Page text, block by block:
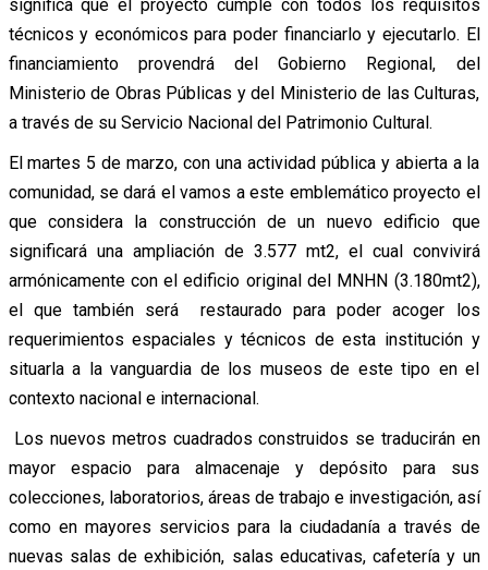
significa que el proyecto cumple con todos los requisitos
técnicos y económicos para poder financiarlo y ejecutarlo. El
financiamiento provendrá del Gobierno Regional, del
Ministerio de Obras Públicas y del Ministerio de las Culturas,
a través de su Servicio Nacional del Patrimonio Cultural.
El martes 5 de marzo, con una actividad pública y abierta a la
comunidad, se dará el vamos a este emblemático proyecto el
que considera la construcción de un nuevo edificio que
significará una ampliación de 3.577 mt2, el cual convivirá
armónicamente con el edificio original del MNHN (3.180mt2),
el que también será restaurado para poder acoger los
requerimientos espaciales y técnicos de esta institución y
situarla a la vanguardia de los museos de este tipo en el
contexto nacional e internacional.
Los nuevos metros cuadrados construidos se traducirán en
mayor espacio para almacenaje y depósito para sus
colecciones, laboratorios, áreas de trabajo e investigación, así
como en mayores servicios para la ciudadanía a través de
nuevas salas de exhibición, salas educativas, cafetería y un